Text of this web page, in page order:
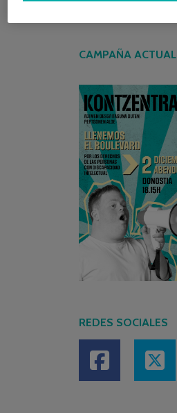
CAMPAÑA ACTUAL
REDES SOCIALES